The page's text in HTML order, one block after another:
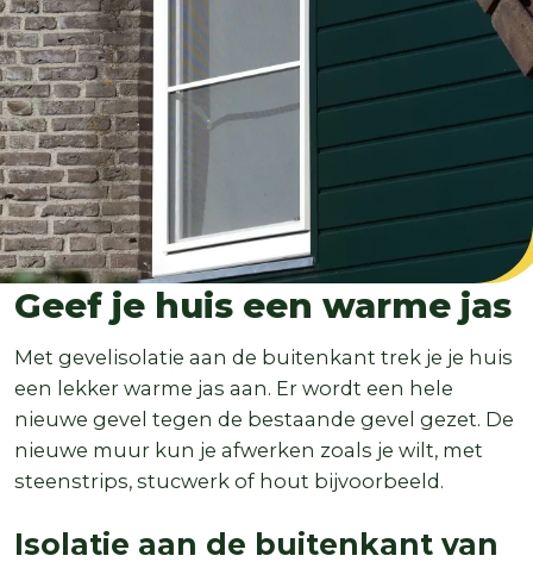
Geef je huis een warme jas
Met gevelisolatie aan de buitenkant trek je je huis
een lekker warme jas aan. Er wordt een hele
nieuwe gevel tegen de bestaande gevel gezet. De
nieuwe muur kun je afwerken zoals je wilt, met
steenstrips, stucwerk of hout bijvoorbeeld.
Isolatie aan de buitenkant van